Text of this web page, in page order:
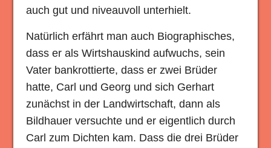
auch gut und niveauvoll unterhielt.
Natürlich erfährt man auch Biographisches,
dass er als Wirtshauskind aufwuchs, sein
Vater bankrottierte, dass er zwei Brüder
hatte, Carl und Georg und sich Gerhart
zunächst in der Landwirtschaft, dann als
Bildhauer versuchte und er eigentlich durch
Carl zum Dichten kam. Dass die drei Brüder